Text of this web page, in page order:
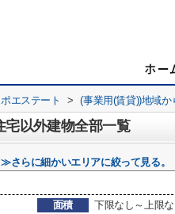
エステート > (事業用(賃貸))地域か
宅以外建物全部一覧
≫さらに細かいエリアに絞って見る。
面積 下限なし～上限な